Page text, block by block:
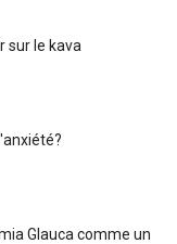
sur le kava
Glauca comme un